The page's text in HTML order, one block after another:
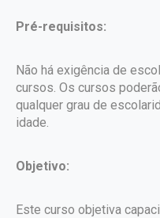
Pré-requisitos:
Não há exigência de
cursos. Os cursos
qualquer grau de
idade.
Objetivo:
Este curso objetiva